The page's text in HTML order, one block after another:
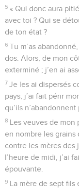
5 « Qui donc aura
avec toi ? Qui se
de ton état ?
6 Tu m’as
dos. Alors, de mon
exterminé ; j’en ai
7 Je les ai dispersés
pays, j’ai fait périr
qu’ils
8 Les veuves de mon
en nombre les grains
contre les mères des
l’heure de midi, j’ai
épouvante.
9 La mère de sept fils